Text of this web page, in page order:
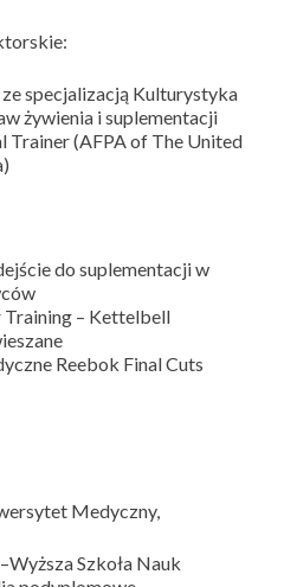
specjalizacją Kulturystyka
żywienia i suplementacji
Trainer (AFPA of The United
do suplementacji w
Training – Kettelbell
Reebok Final Cuts
Medyczny,
Szkoła Nauk